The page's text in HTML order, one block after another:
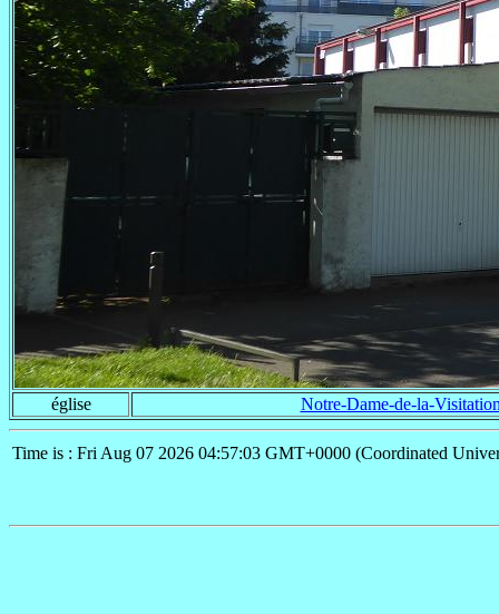
église Notre-Dame-de-la-
Time is : Fri Aug 07 2026 04:57:03 GMT+0000 (Coordinated